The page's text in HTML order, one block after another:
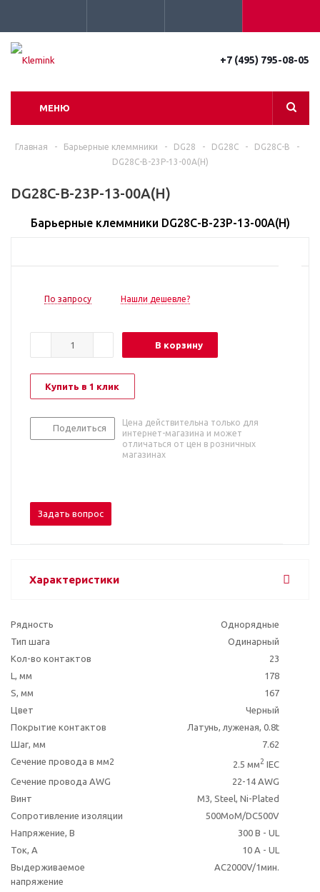
+7 (495) 795-08-05
МЕНЮ
Главная - Барьерные клеммники - DG28 - DG28C - DG28C-B
-
DG28C-B-23P-13-00A(H)
DG28C-B-23P-13-00A(H)
Барьерные клеммники DG28C-B-23P-13-00A(H)
По запросу Нашли дешевле?
В корзину
Купить в 1 клик
Поделиться
Цена действительна только для
интернет-магазина и может
отличаться от цен в розничных
магазинах
Задать вопрос
Характеристики
Рядность
Однорядные
Тип шага
Одинарный
Кол-во контактов
23
L, мм
178
S, мм
167
Цвет
Черный
Покрытие контактов
Латунь, луженая, 0.8t
Шаг, мм
7.62
Сечение провода в мм2
2.5 мм2 IEC
Сечение провода AWG
22-14 AWG
Винт
M3, Steel, Ni-Plated
Сопротивление изоляции
500MoM/DC500V
Напряжение, В
300 В - UL
Ток, А
10 A - UL
Выдерживаемое
напряжение
AC2000V/1мин.